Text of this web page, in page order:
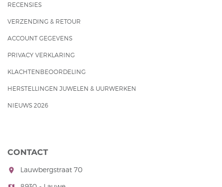
RECENSIES
VERZENDING & RETOUR
ACCOUNT GEGEVENS
PRIVACY VERKLARING
KLACHTENBEOORDELING
HERSTELLINGEN JUWELEN & UURWERKEN
NIEUWS 2026
CONTACT
room Lauwbergstraat 70